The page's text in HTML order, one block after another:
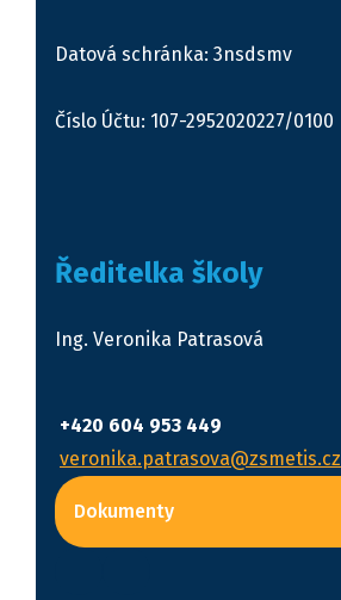
Datová schránka: 3nsdsmv
Číslo Účtu: 107-2952020227/0100
Ředitelka školy
Ing. Veronika Patrasová
+420 604 953 449
veronika.patrasova@zsmetis.cz
Dokumenty